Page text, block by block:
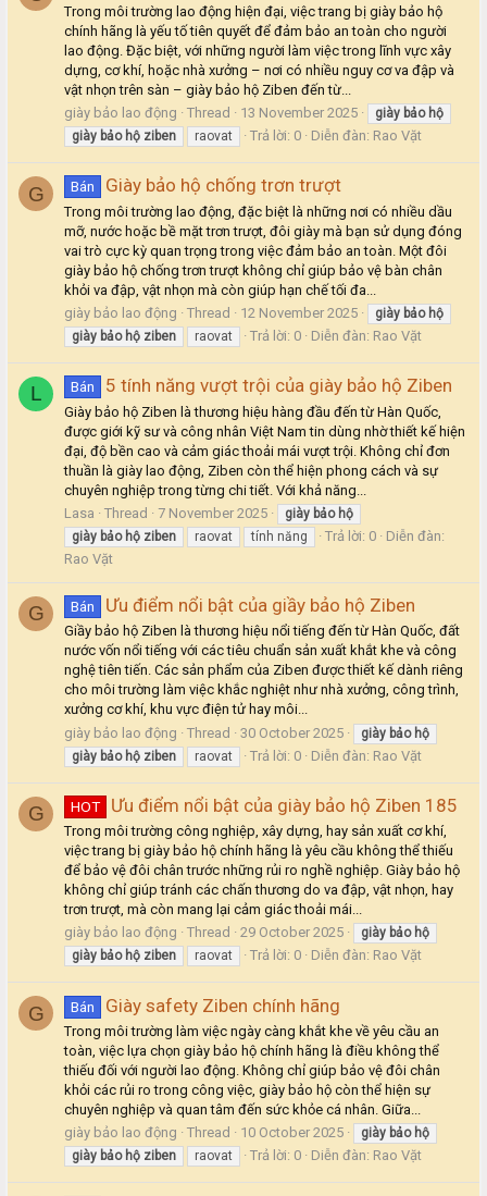
Trong môi trường lao động hiện đại, việc trang bị giày bảo hộ
chính hãng là yếu tố tiên quyết để đảm bảo an toàn cho người
lao động. Đặc biệt, với những người làm việc trong lĩnh vực xây
dựng, cơ khí, hoặc nhà xưởng – nơi có nhiều nguy cơ va đập và
vật nhọn trên sàn – giày bảo hộ Ziben đến từ...
giày bảo lao động
Thread 13 November 2025 giày bảo hộ
giày bảo hộ ziben raovat Trả lời: 0 Diễn đàn: Rao Vặt
G Bán Giày bảo hộ chống trơn trượt
Trong môi trường lao động, đặc biệt là những nơi có nhiều dầu
mỡ, nước hoặc bề mặt trơn trượt, đôi giày mà bạn sử dụng đóng
vai trò cực kỳ quan trọng trong việc đảm bảo an toàn. Một đôi
giày bảo hộ chống trơn trượt không chỉ giúp bảo vệ bàn chân
khỏi va đập, vật nhọn mà còn giúp hạn chế tối đa...
giày bảo lao động
Thread 12 November 2025 giày bảo hộ
giày bảo hộ ziben raovat Trả lời: 0 Diễn đàn: Rao Vặt
L Bán 5 tính năng vượt trội của giày bảo hộ Ziben
Giày bảo hộ Ziben là thương hiệu hàng đầu đến từ Hàn Quốc,
được giới kỹ sư và công nhân Việt Nam tin dùng nhờ thiết kế hiện
đại, độ bền cao và cảm giác thoải mái vượt trội. Không chỉ đơn
thuần là giày lao động, Ziben còn thể hiện phong cách và sự
chuyên nghiệp trong từng chi tiết. Với khả năng...
Lasa
Thread 7 November 2025 giày bảo hộ
giày bảo hộ ziben raovat tính năng Trả lời: 0
Diễn đàn:
Rao Vặt
G Bán Ưu điểm nổi bật của giầy bảo hộ Ziben
Giầy bảo hộ Ziben là thương hiệu nổi tiếng đến từ Hàn Quốc, đất
nước vốn nổi tiếng với các tiêu chuẩn sản xuất khắt khe và công
nghệ tiên tiến. Các sản phẩm của Ziben được thiết kế dành riêng
cho môi trường làm việc khắc nghiệt như nhà xưởng, công trình,
xưởng cơ khí, khu vực điện tử hay môi...
giày bảo lao động
Thread 30 October 2025 giày bảo hộ
giày bảo hộ ziben raovat Trả lời: 0 Diễn đàn: Rao Vặt
G HOT Ưu điểm nổi bật của giày bảo hộ Ziben 185
Trong môi trường công nghiệp, xây dựng, hay sản xuất cơ khí,
việc trang bị giày bảo hộ chính hãng là yêu cầu không thể thiếu
để bảo vệ đôi chân trước những rủi ro nghề nghiệp. Giày bảo hộ
không chỉ giúp tránh các chấn thương do va đập, vật nhọn, hay
trơn trượt, mà còn mang lại cảm giác thoải mái...
giày bảo lao động
Thread 29 October 2025 giày bảo hộ
giày bảo hộ ziben raovat Trả lời: 0 Diễn đàn: Rao Vặt
G Bán Giày safety Ziben chính hãng
Trong môi trường làm việc ngày càng khắt khe về yêu cầu an
toàn, việc lựa chọn giày bảo hộ chính hãng là điều không thể
thiếu đối với người lao động. Không chỉ giúp bảo vệ đôi chân
khỏi các rủi ro trong công việc, giày bảo hộ còn thể hiện sự
chuyên nghiệp và quan tâm đến sức khỏe cá nhân. Giữa...
giày bảo lao động
Thread 10 October 2025 giày bảo hộ
giày bảo hộ ziben raovat Trả lời: 0 Diễn đàn: Rao Vặt